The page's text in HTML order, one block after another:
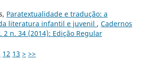
Paratextualidade e tradução: a
literatura infantil e juvenil , Cadernos
2 n. 34 (2014): Edição Regular
12 13 > >>